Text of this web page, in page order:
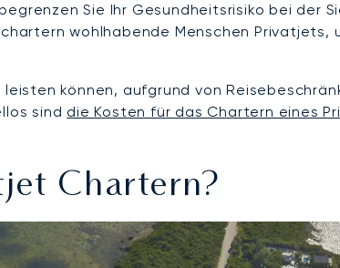
Sie Ihr Gesundheitsrisiko bei der
wohlhabende Menschen
können, aufgrund von
sind die Kosten für das Chartern eines
Chartern?